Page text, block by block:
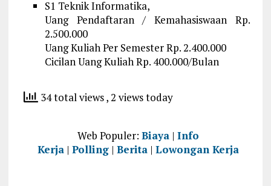
S1 Teknik Informatika,
Uang Pendaftaran / Kemahasiswaan Rp.
2.500.000
Uang Kuliah Per Semester Rp. 2.400.000
Cicilan Uang Kuliah Rp. 400.000/Bulan
34 total views, 2 views today
Web Populer:Biaya |Info
Kerja |Polling |Berita |Lowongan Kerja